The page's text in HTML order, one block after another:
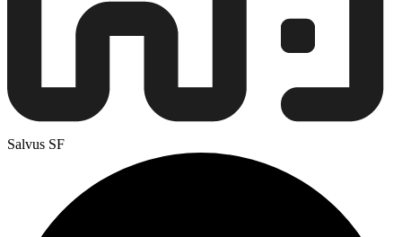
Salvus SF